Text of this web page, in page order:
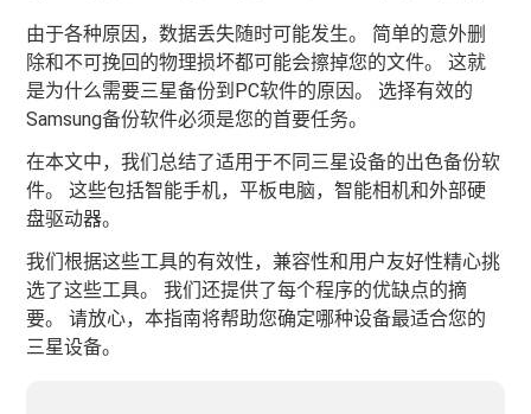
由于各种原因，数据丢失随时可能发生。 简单的意外删
除和不可挽回的物理损坏都可能会擦掉您的文件。 这就
是为什么需要三星备份到PC软件的原因。 选择有效的
Samsung备份软件必须是您的首要任务。
在本文中，我们总结了适用于不同三星设备的出色备份软
件。 这些包括智能手机，平板电脑，智能相机和外部硬
盘驱动器。
我们根据这些工具的有效性，兼容性和用户友好性精心挑
选了这些工具。 我们还提供了每个程序的优缺点的摘
要。 请放心，本指南将帮助您确定哪种设备最适合您的
三星设备。